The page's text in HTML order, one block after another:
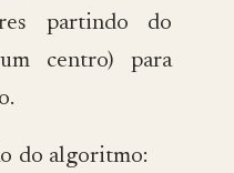
partindo do
centro) para
do algoritmo: